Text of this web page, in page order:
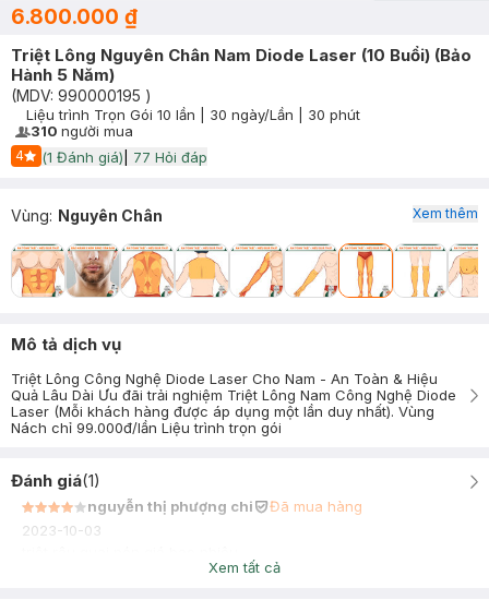
6.800.000 ₫
Triệt Lông Nguyên Chân Nam Diode Laser (10 Buổi) (Bảo
Hành 5 Năm)
(MDV: 990000195 )
Timer Gray Icon
Liệu trình Trọn Gói 10 lần | 30 ngày/Lần
30 phút
User Product Icon
310 người mua
4
Start Icon
(1 Đánh giá) 77 Hỏi đáp
Vùng: Nguyên Chân Xem thêm
Mô tả dịch vụ
Triệt Lông Công Nghệ Diode Laser Cho Nam - An Toàn & Hiệu
Quả Lâu Dài Ưu đãi trải nghiệm Triệt Lông Nam Công Nghệ Diode
Laser (Mỗi khách hàng được áp dụng một lần duy nhất). Vùng
Nách chỉ 99.000đ/lần Liệu trình trọn gói
Đánh giá(1)
nguyễn thị phượng chi
Đã mua hàng
2023-10-03
Xem tất cả